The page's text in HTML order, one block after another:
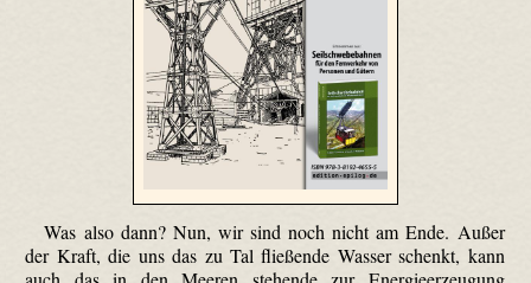
Was also dann? Nun, wir sind noch nicht am Ende. Außer
der Kraft, die uns das zu Tal fließende Wasser schenkt, kann